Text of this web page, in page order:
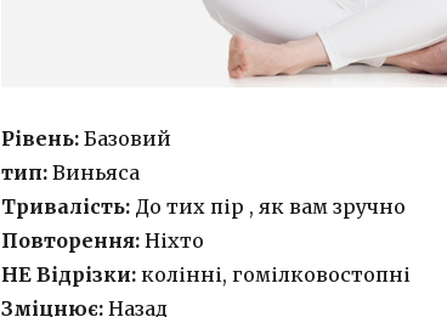
Рівень:Базовий
тип:Виньяса
Тривалість:До тих пір , як вам зручно
Повторення:Ніхто
НЕ Відрізки:колінні, гомілковостопні
Зміцнює:Назад